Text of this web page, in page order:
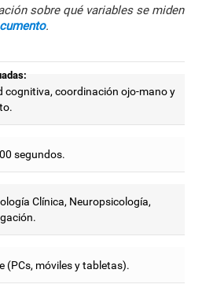
sobre qué variables se miden
.
cognitiva, coordinación ojo-mano y
segundos.
Clínica, Neuropsicología,
(PCs, móviles y tabletas).